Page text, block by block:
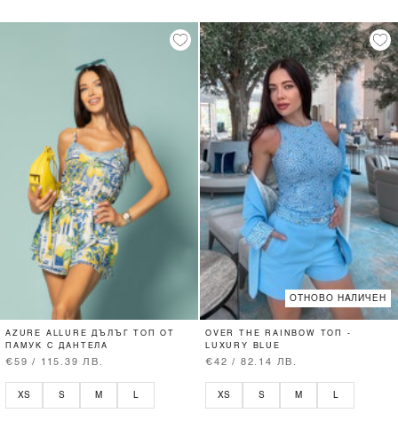
AZURE ALLURE ДЪЛЪГ ТОП ОТ
ПАМУК С ДАНТЕЛА
€59 / 115.39 ЛВ.
XS S M
ОТНОВО НАЛИЧЕН
OVER THE RAINBOW ТОП -
LUXURY BLUE
€42 / 82.14 ЛВ.
XS S M